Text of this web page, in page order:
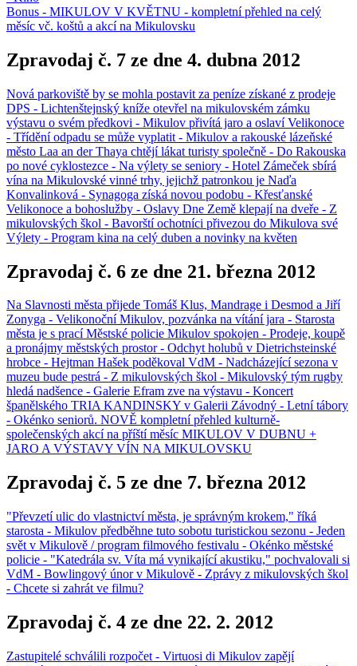
Bonus - MIKULOV V KVĚTNU - kompletní přehled na celý
měsíc vč. koštů a akcí na Mikulovsku
Zpravodaj č. 7 ze dne 4. dubna 2012
Nová parkoviště by se mohla postavit za peníze získané z prodeje
DPS - Lichtenštejnský kníže otevřel na mikulovském zámku
výstavu o svém předkovi - Mikulov přivítá jaro a oslaví Velikonoce
- Třídění odpadu se může vyplatit - Mikulov a rakouské lázeňské
město Laa an der Thaya chtějí lákat turisty společně - Do Rakouska
po nové cyklostezce - Na výlety se seniory - Hotel Zámeček sbírá
vína na Mikulovské vinné trhy, jejichž patronkou je Naďa
Konvalinková - Synagoga získá novou podobu - Křesťanské
Velikonoce a bohoslužby - Oslavy Dne Země klepají na dveře - Z
mikulovských škol - Bavorští ochotníci přivezou do Mikulova své
Výlety - Program kina na celý duben a novinky na květen
Zpravodaj č. 6 ze dne 21. března 2012
Na Slavnosti města přijede Tomáš Klus, Mandrage i Desmod a Jiří
Zonyga - Velikonoční Mikulov, pozvánka na vítání jara - Starosta
města je s prací Městské policie Mikulov spokojen - Prodeje, koupě
a pronájmy městských prostor - Odchyt holubů v Dietrichsteinské
hrobce - Hejtman Hašek poděkoval VdM - Nadcházející sezona v
muzeu bude pestrá - Z mikulovských škol - Mikulovský tým rugby
hledá nadšence - Galerie Efram zve na výstavu - Koncert
španělského TRIA KANDINSKY v Galerii Závodný - Letní tábory
- Okénko seniorů. NOVĚ kompletní přehled kulturně-
společenských akcí na příští měsíc MIKULOV V DUBNU +
JARO A VÝSTAVY VÍN NA MIKULOVSKU
Zpravodaj č. 5 ze dne 7. března 2012
"Převzetí ulic do vlastnictví města, je správným krokem," říká
starosta - Mikulov předběhne tuto sobotu turistickou sezonu - Jeden
svět v Mikulově / program filmového festivalu - Okénko městské
policie - "Katedrála sv. Víta má vynikající akustiku," pochvalovali si
VdM - Bowlingový únor v Mikulově - Zprávy z mikulovských škol
- Chcete si zahrát ve filmu?
Zpravodaj č. 4 ze dne 22. 2. 2012
Zastupitelé schválili rozpočet - Virtuosi di Mikulov zapějí